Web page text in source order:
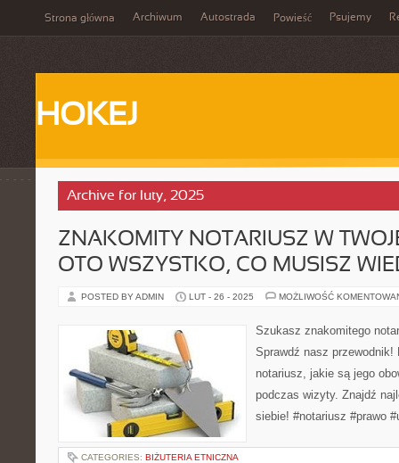
Strona główna Archiwum Autostrada Powieść Psujemy
HOKEJ
Archive for luty, 2025
ZNAKOMITY NOTARIUSZ W
OTO WSZYSTKO, CO MUSISZ
POSTED BY ADMIN LUT - 26 - 2025 MOŻLIWOŚĆ
Szukasz znakomitego
Sprawdź nasz
notariusz, jakie są jego
podczas wizyty. Znajdź
siebie! #notariusz #prawo
CATEGORIES: BIŻUTERIA ETNICZNA